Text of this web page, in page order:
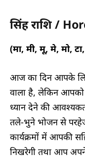
सिंह राशि /
(मा, मी, मू, मे, मो,
आज का दिन आपके
वाला है, लेकिन
ध्यान देने की
तले-भुने भोजन से परहेज
कार्यक्रमों में आपकी
निखरेगी तथा आप